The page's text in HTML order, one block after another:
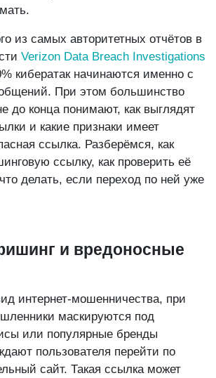
из самых авторитетных отчётов в
Verizon Data Breach Investigations
кибератак начинаются именно с
При этом большинство
до конца понимают, как выглядят
и какие признаки имеет
ссылка. Разберёмся, как
ссылку, как проверить её
делать, если переход по ней уже
и вредоносные
интернет-мошенничества, при
маскируются под
или популярные бренды
пользователя перейти по
сайт. Такая ссылка может